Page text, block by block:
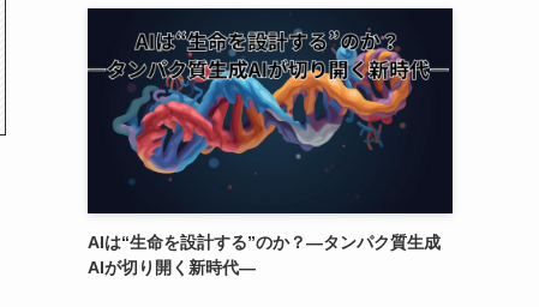
AIは“生命を設計する”のか？―タンパク質生成
AIが切り開く新時代―